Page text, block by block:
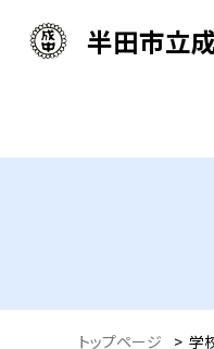
半田市立
トップページ > 学